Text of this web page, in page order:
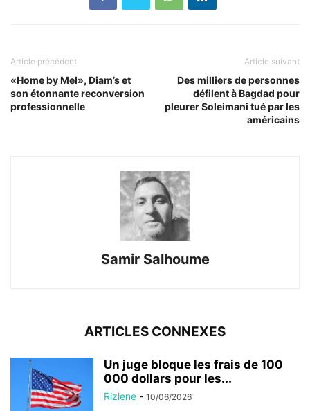
Article précédent
«Home by Mel», Diam’s et
son étonnante reconversion
professionnelle
Article suivant
Des milliers de personnes
défilent à Bagdad pour
pleurer Soleimani tué par les
américains
Samir Salhoume
ARTICLES CONNEXES
Un juge bloque les frais de 100
000 dollars pour les...
Rizlene - 10/06/2026